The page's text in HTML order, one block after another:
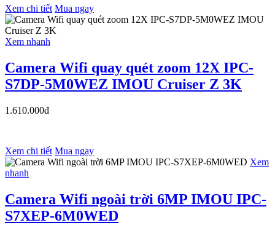
Xem chi tiết Mua ngay
Xem nhanh
Camera Wifi quay quét zoom 12X IPC-
S7DP-5M0WEZ IMOU Cruiser Z 3K
1.610.000đ
Xem chi tiết Mua ngay
Xem
nhanh
Camera Wifi ngoài trời 6MP IMOU IPC-
S7XEP-6M0WED